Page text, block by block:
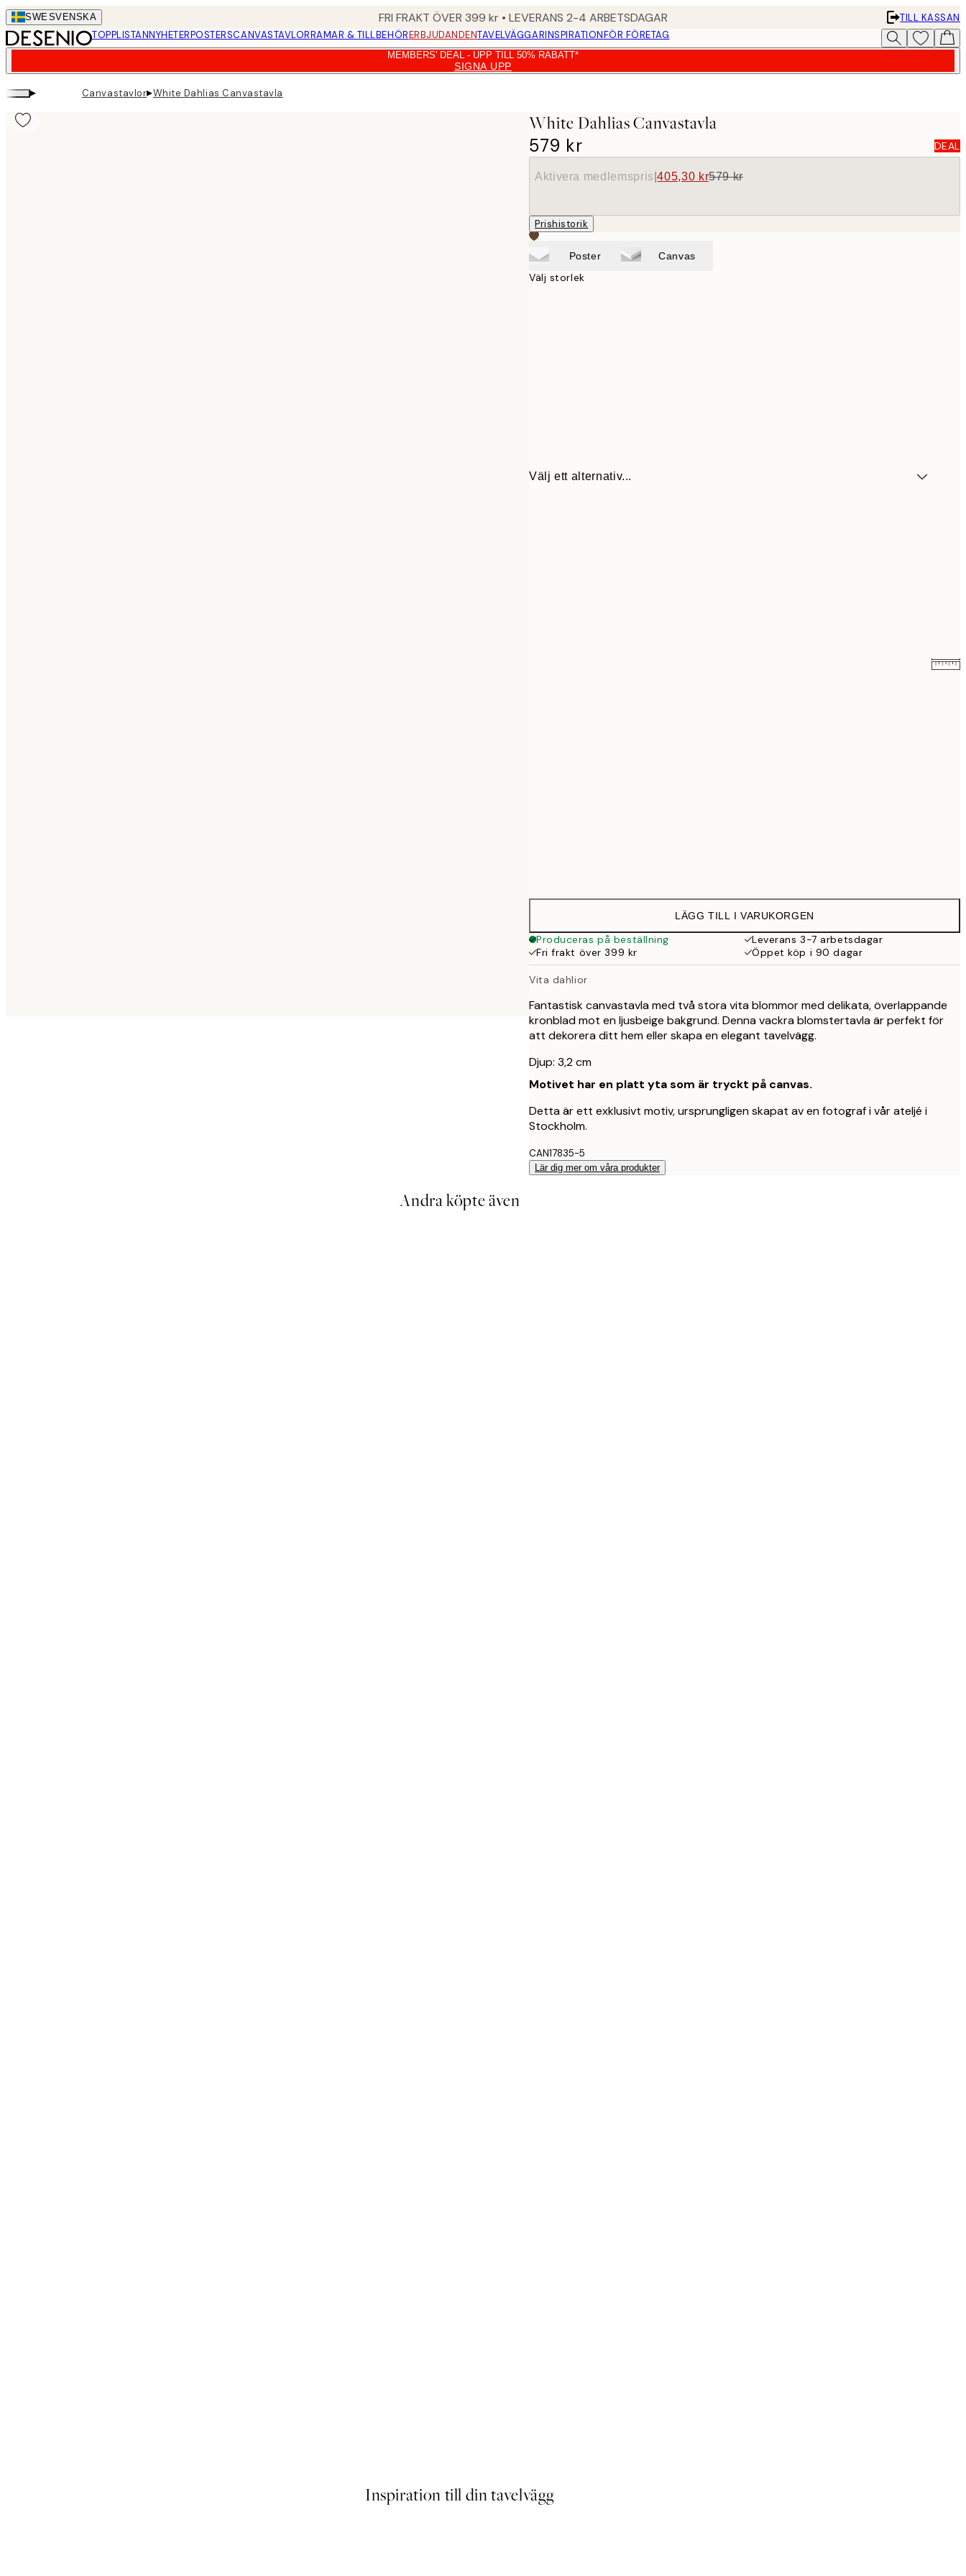
Skip
to
main
SWESVENSKA FRI FRAKT ÖVER 399 kr • LEVERANS 2-4 ARBETSDAGAR
TILL KASSAN
TOPPLISTANNYHETERPOSTERSCANVASTAVLORRAMAR & TILLBEHÖRERBJUDANDENTAVELVÄGGARINSPIRATIONFÖR FÖRETAG
MEMBERS' DEAL - UPP TILL 50% RABATT*
SIGNA UPP
▸ Canvastavlor▸White Dahlias Canvastavla
White Dahlias Canvastavla
579 kr
DEAL
Aktivera medlemspris |405,30 kr579 kr
Prishistorik
Poster Canvas
Välj storlek
Välj ett alternativ...
LÄGG TILL I VARUKORGEN
Produceras på beställning
Leverans 3-7 arbetsdagar
Fri frakt över 399 kr
Öppet köp i 90 dagar
Vita dahlior
Fantastisk canvastavla med två stora vita blommor med delikata, överlappande
kronblad mot en ljusbeige bakgrund. Denna vackra blomstertavla är perfekt för
att dekorera ditt hem eller skapa en elegant tavelvägg.
Djup: 3,2 cm
Motivet har en platt yta som är tryckt på canvas.
Detta är ett exklusivt motiv, ursprungligen skapat av en fotograf i vår ateljé i
Stockholm.
CAN17835-5
Lär dig mer om våra produkter
Andra köpte även
Inspiration till din tavelvägg